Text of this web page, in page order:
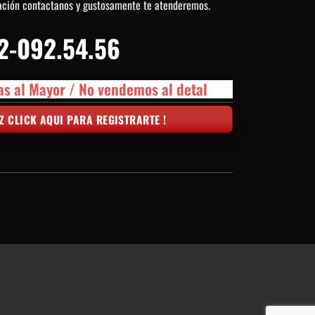
contactanos y gustosamente te atenderemos.
092.54.56
al Mayor / No vendemos al detal
CLICK AQUI PARA REGISTRARTE !